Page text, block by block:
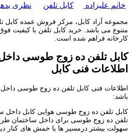
خانم علیزاده کابل تلفن نظری
مجموعه آراد کابل، مرکز فروش عمده کابل
متنوع می باشد. خرید کابل تلفن با کیفیت
کارخانه فراهم شده است.
کابل تلفن ده زوج طوسی
اطلاعات فنی کابل
اطلاعات فنی کابل تلفن ده زوج طوسی
باشد:
تلفن ده زوج طوسی برای داخل ساختمان
سهولت بیشتر درمسیر ها یا خمش های کنار